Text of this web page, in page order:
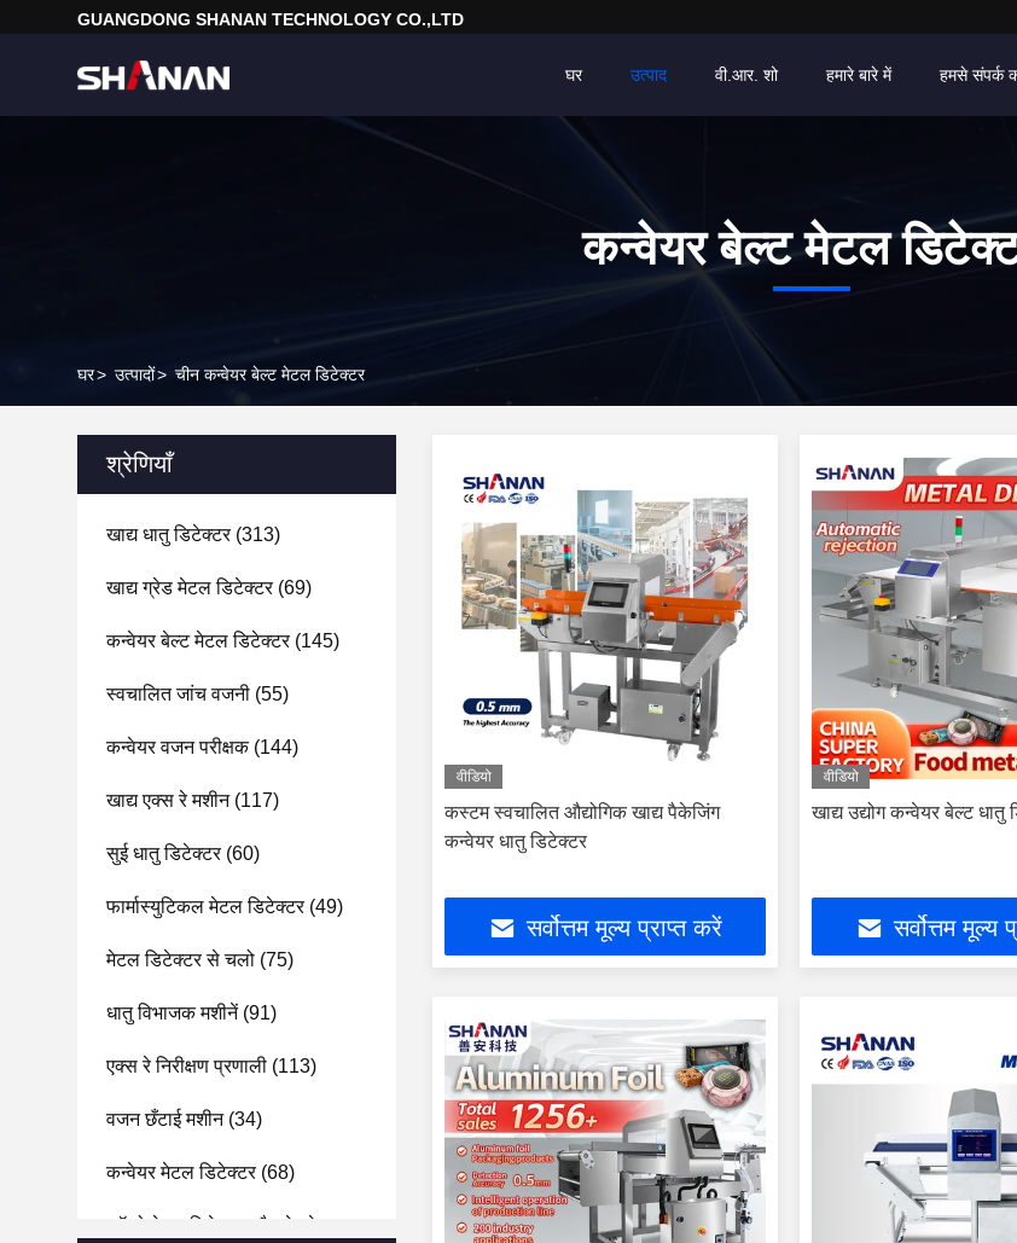
GUANGDONG SHANAN TECHNOLOGY CO.,LTD
घर उत्पाद वी.आर. शो हमारे बारे में हमसे संपर्क
कन्वेयर बेल्ट मेटल
घर> उत्पादों> चीन कन्वेयर बेल्ट मेटल डिटेक्टर
श्रेणियाँ
खाद्य धातु डिटेक्टर(313)
खाद्य ग्रेड मेटल डिटेक्टर(69)
कन्वेयर बेल्ट मेटल डिटेक्टर(145)
स्वचालित जांच वजनी (55)
कन्वेयर वजन परीक्षक(144)
खाद्य एक्स रे मशीन(117)
सुई धातु डिटेक्टर(60)
फार्मास्युटिकल मेटल डिटेक्टर(49)
मेटल डिटेक्टर से चलो (75)
धातु विभाजक मशीनें(91)
एक्स रे निरीक्षण प्रणाली (113)
वजन छँटाई मशीन(34)
कन्वेयर मेटल डिटेक्टर(68)
कॉम्बो मेटल डिटेक्टर और चेकवेइगर
वीडियो
कस्टम स्वचालित औद्योगिक खाद्य पैकेजिंग
कन्वेयर धातु डिटेक्टर
सर्वोत्तम मूल्य प्राप्त करें
वीडियो
खाद्य उद्योग कन्वेयर बेल्ट धातु
सर्वोत्तम मूल्य